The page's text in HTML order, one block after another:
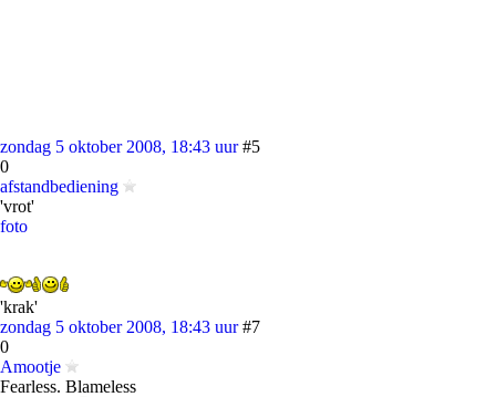
zondag 5 oktober 2008, 18:43 uur #5
0
afstandbediening
'vrot'
foto
'krak'
zondag 5 oktober 2008, 18:43 uur #7
0
Amootje
Fearless. Blameless